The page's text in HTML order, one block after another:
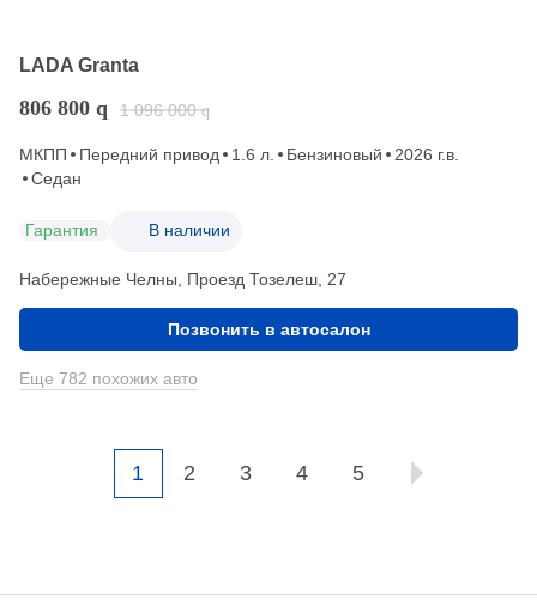
LADA Granta
806 800 q 1 096 000 q
МКПП Передний привод 1.6 л. Бензиновый
2026 г.в.
Седан
Гарантия В наличии
Набережные Челны, Проезд ​Тозелеш, 27
Позвонить в автосалон
Еще 782 похожих авто
1 2 3 4 5